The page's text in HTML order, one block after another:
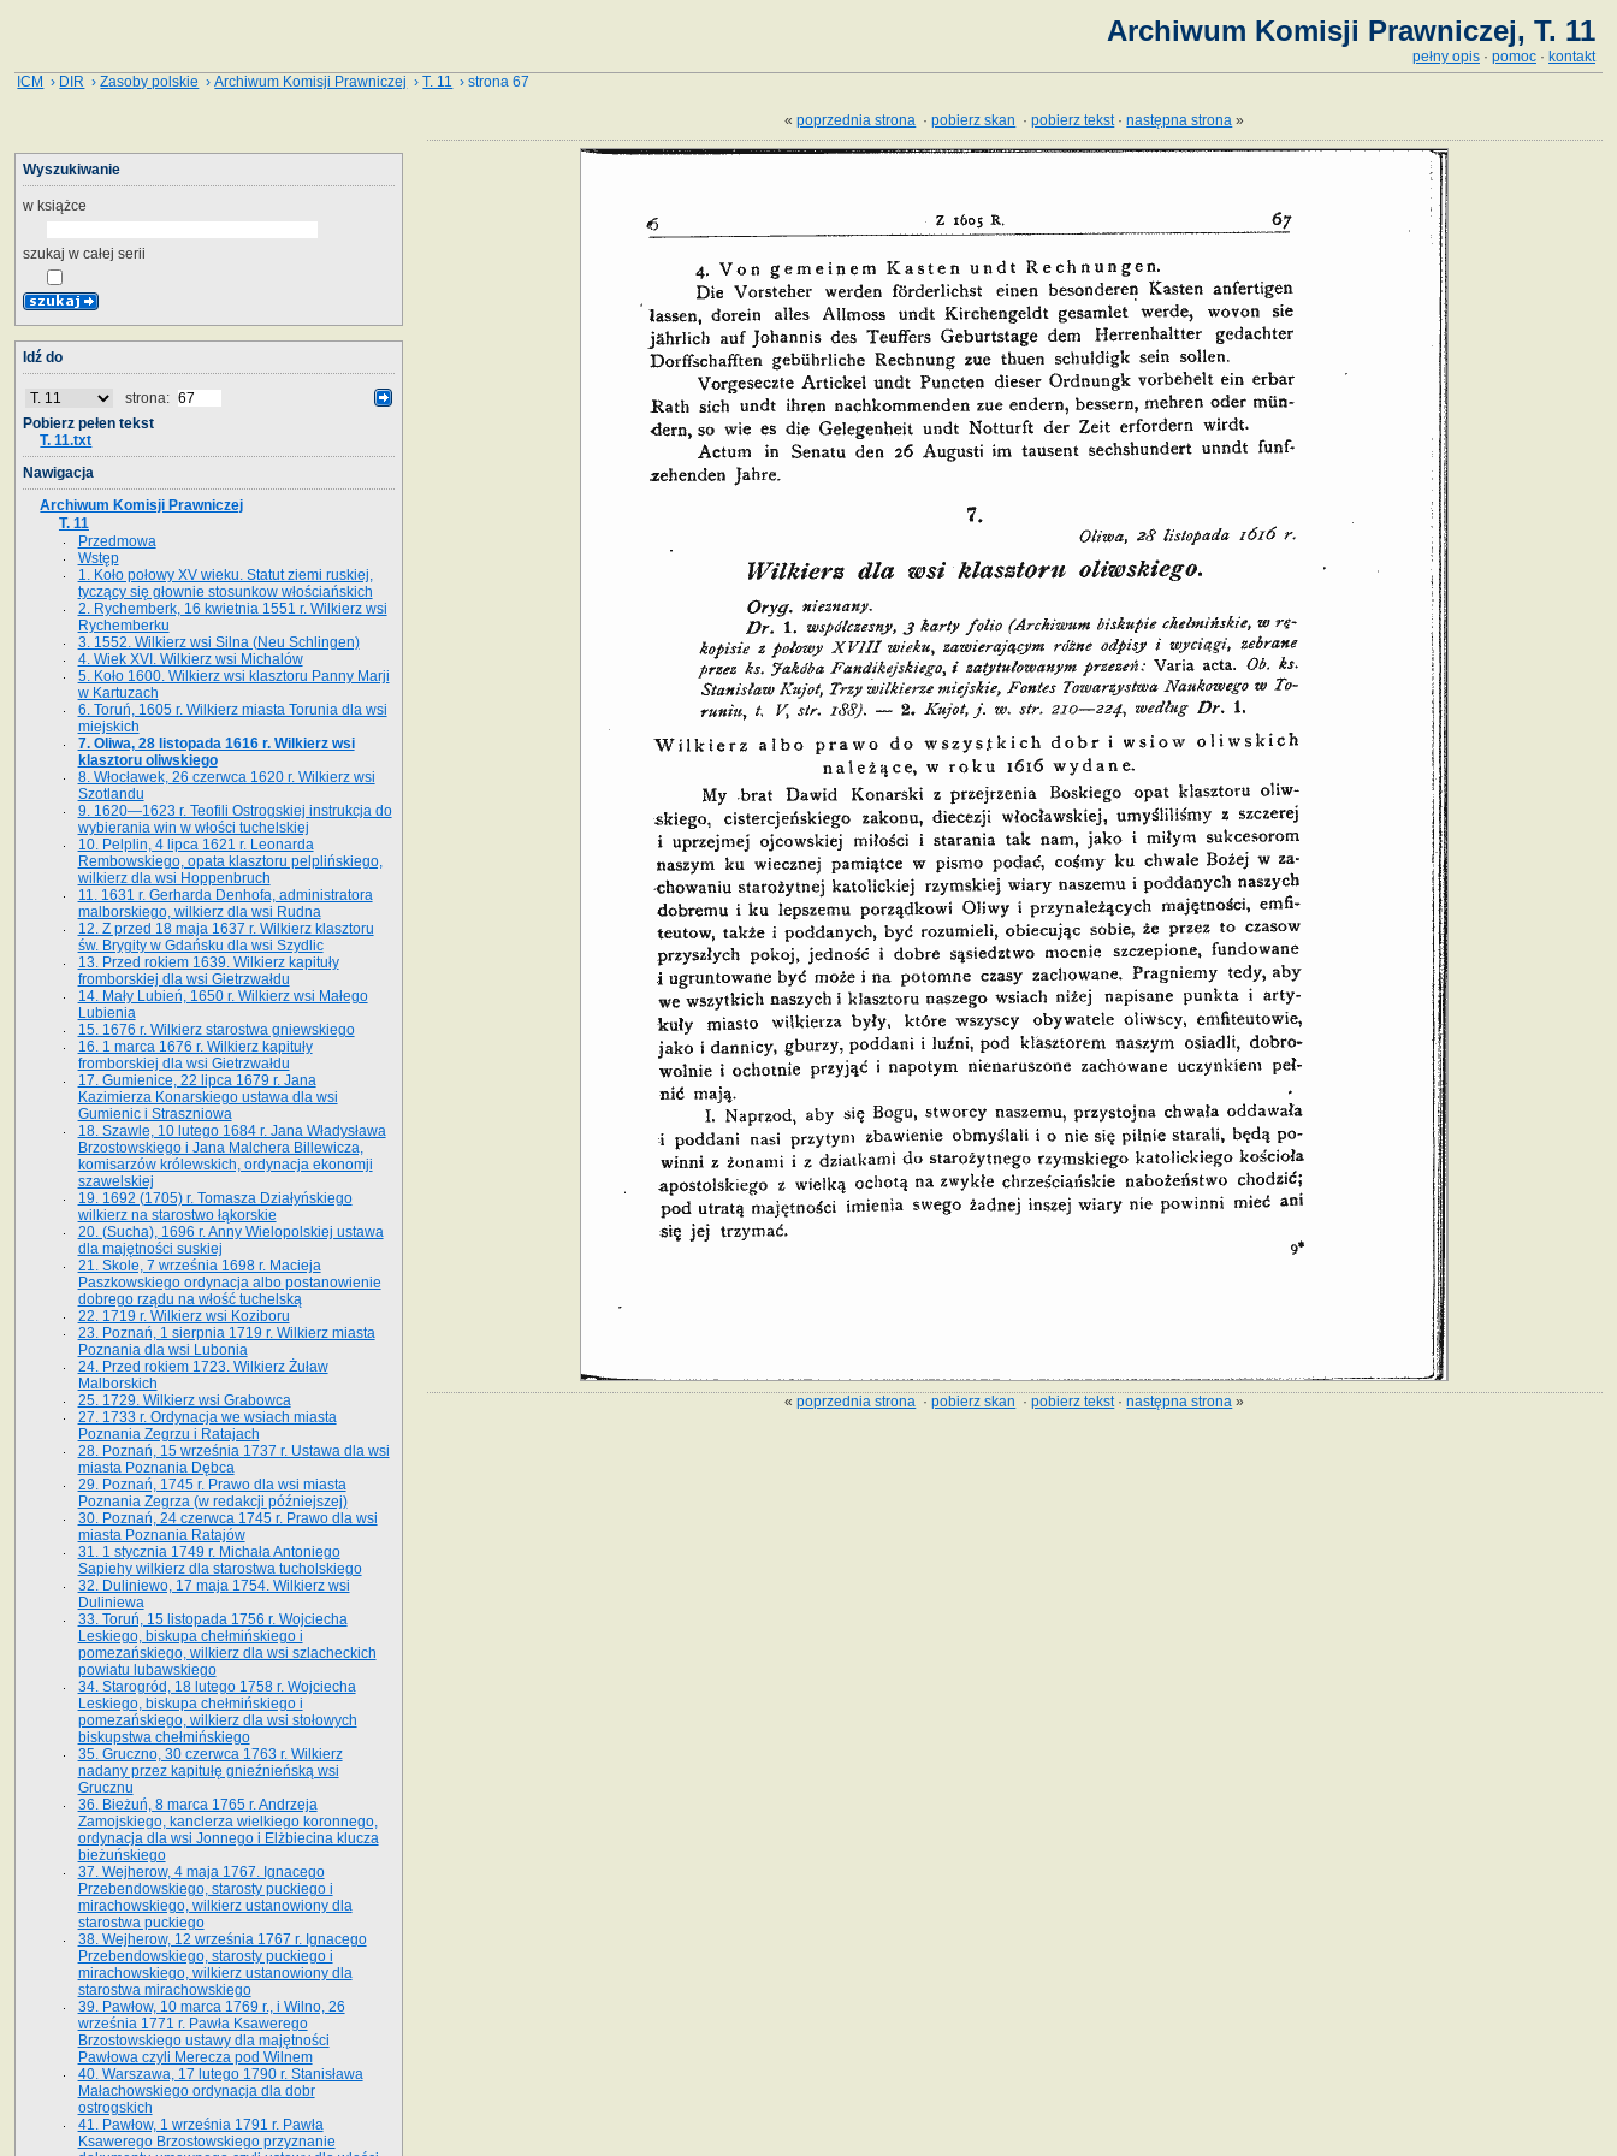
Archiwum Komisji Prawniczej, T. 11
pełny opis · pomoc · kontakt
ICM › DIR ›Zasoby polskie ›Archiwum Komisji Prawniczej ›T. 11 › strona 67
«poprzednia strona ·pobierz skan ·pobierz tekst·następna strona »
«poprzednia strona ·pobierz skan ·pobierz tekst·następna strona »
Wyszukiwanie
w książce
szukaj w całej serii
Idź do
strona:
Pobierz pełen tekst
T. 11.txt
Nawigacja
Archiwum Komisji Prawniczej
T. 11
Przedmowa
Wstęp
1. Koło połowy XV wieku. Statut ziemi ruskiej,
tyczący się głownie stosunkow włościańskich
2. Rychemberk, 16 kwietnia 1551 r. Wilkierz wsi
Rychemberku
3. 1552. Wilkierz wsi Silna (Neu Schlingen)
4. Wiek XVI. Wilkierz wsi Michalów
5. Koło 1600. Wilkierz wsi klasztoru Panny Marji
w Kartuzach
6. Toruń, 1605 r. Wilkierz miasta Torunia dla wsi
miejskich
7. Oliwa, 28 listopada 1616 r. Wilkierz wsi
klasztoru oliwskiego
8. Włocławek, 26 czerwca 1620 r. Wilkierz wsi
Szotlandu
9. 1620—1623 r. Teofili Ostrogskiej instrukcja do
wybierania win w włości tuchelskiej
10. Pelplin, 4 lipca 1621 r. Leonarda
Rembowskiego, opata klasztoru pelplińskiego,
wilkierz dla wsi Hoppenbruch
11. 1631 r. Gerharda Denhofa, administratora
malborskiego, wilkierz dla wsi Rudna
12. Z przed 18 maja 1637 r. Wilkierz klasztoru
św. Brygity w Gdańsku dla wsi Szydlic
13. Przed rokiem 1639. Wilkierz kapituły
fromborskiej dla wsi Gietrzwałdu
14. Mały Lubień, 1650 r. Wilkierz wsi Małego
Lubienia
15. 1676 r. Wilkierz starostwa gniewskiego
16. 1 marca 1676 r. Wilkierz kapituły
fromborskiej dla wsi Gietrzwałdu
17. Gumienice, 22 lipca 1679 r. Jana
Kazimierza Konarskiego ustawa dla wsi
Gumienic i Straszniowa
18. Szawle, 10 lutego 1684 r. Jana Władysława
Brzostowskiego i Jana Malchera Billewicza,
komisarzów królewskich, ordynacja ekonomji
szawelskiej
19. 1692 (1705) r. Tomasza Działyńskiego
wilkierz na starostwo łąkorskie
20. (Sucha), 1696 r. Anny Wielopolskiej ustawa
dla majętności suskiej
21. Skole, 7 września 1698 r. Macieja
Paszkowskiego ordynacja albo postanowienie
dobrego rządu na włość tuchelską
22. 1719 r. Wilkierz wsi Koziboru
23. Poznań, 1 sierpnia 1719 r. Wilkierz miasta
Poznania dla wsi Lubonia
24. Przed rokiem 1723. Wilkierz Żuław
Malborskich
25. 1729. Wilkierz wsi Grabowca
27. 1733 r. Ordynacja we wsiach miasta
Poznania Zegrzu i Ratajach
28. Poznań, 15 września 1737 r. Ustawa dla wsi
miasta Poznania Dębca
29. Poznań, 1745 r. Prawo dla wsi miasta
Poznania Zegrza (w redakcji późniejszej)
30. Poznań, 24 czerwca 1745 r. Prawo dla wsi
miasta Poznania Ratajów
31. 1 stycznia 1749 r. Michała Antoniego
Sapiehy wilkierz dla starostwa tucholskiego
32. Duliniewo, 17 maja 1754. Wilkierz wsi
Duliniewa
33. Toruń, 15 listopada 1756 r. Wojciecha
Leskiego, biskupa chełmińskiego i
pomezańskiego, wilkierz dla wsi szlacheckich
powiatu lubawskiego
34. Starogród, 18 lutego 1758 r. Wojciecha
Leskiego, biskupa chełmińskiego i
pomezańskiego, wilkierz dla wsi stołowych
biskupstwa chełmińskiego
35. Gruczno, 30 czerwca 1763 r. Wilkierz
nadany przez kapitułę gnieźnieńską wsi
Grucznu
36. Bieżuń, 8 marca 1765 r. Andrzeja
Zamojskiego, kanclerza wielkiego koronnego,
ordynacja dla wsi Jonnego i Elżbiecina klucza
bieżuńskiego
37. Wejherow, 4 maja 1767. Ignacego
Przebendowskiego, starosty puckiego i
mirachowskiego, wilkierz ustanowiony dla
starostwa puckiego
38. Wejherow, 12 września 1767 r. Ignacego
Przebendowskiego, starosty puckiego i
mirachowskiego, wilkierz ustanowiony dla
starostwa mirachowskiego
39. Pawłow, 10 marca 1769 r., i Wilno, 26
września 1771 r. Pawła Ksawerego
Brzostowskiego ustawy dla majętności
Pawłowa czyli Merecza pod Wilnem
40. Warszawa, 17 lutego 1790 r. Stanisława
Małachowskiego ordynacja dla dobr
ostrogskich
41. Pawłow, 1 września 1791 r. Pawła
Ksawerego Brzostowskiego przyznanie